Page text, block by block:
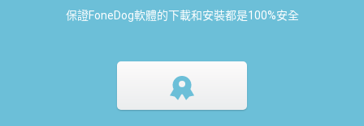
保證FoneDog軟體的下載和安裝都是100%安全